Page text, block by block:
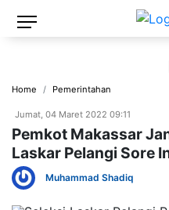
Home Pemerintahan
Jumat, 04 Maret 2022 09:11
Pemkot Makassar
Laskar Pelangi Sore
Muhammad Shadiq